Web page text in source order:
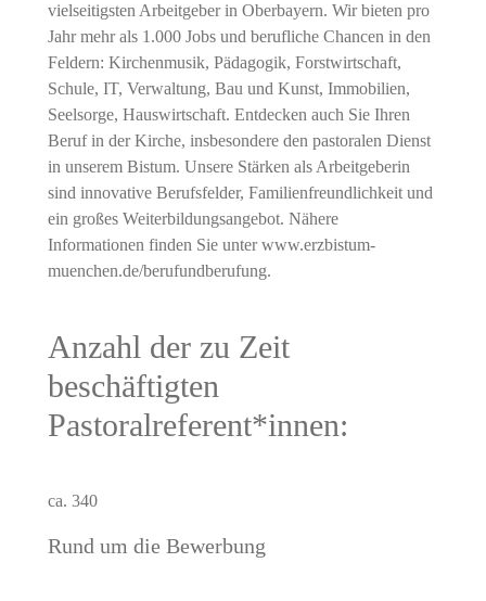
vielseitigsten Arbeitgeber in Oberbayern. Wir bieten pro
Jahr mehr als 1.000 Jobs und berufliche Chancen in den
Feldern: Kirchenmusik, Pädagogik, Forstwirtschaft,
Schule, IT, Verwaltung, Bau und Kunst, Immobilien,
Seelsorge, Hauswirtschaft. Entdecken auch Sie Ihren
Beruf in der Kirche, insbesondere den pastoralen Dienst
in unserem Bistum. Unsere Stärken als Arbeitgeberin
sind innovative Berufsfelder, Familienfreundlichkeit und
ein großes Weiterbildungsangebot. Nähere
Informationen finden Sie unter www.erzbistum-
muenchen.de/berufundberufung.
Anzahl der zu Zeit
beschäftigten
Pastoralreferent*innen:
ca. 340
Rund um die Bewerbung